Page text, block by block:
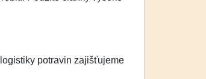
potravin zajišťujeme